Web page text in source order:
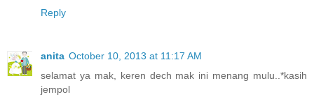
Reply
anita October 10, 2013 at 11:17 AM
selamat ya mak, keren dech mak ini menang mulu..*kasih
jempol